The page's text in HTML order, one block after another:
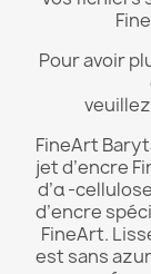
Pour avoir
FineArt
jet d’encre
d’α -
d’encre
FineArt.
est sans